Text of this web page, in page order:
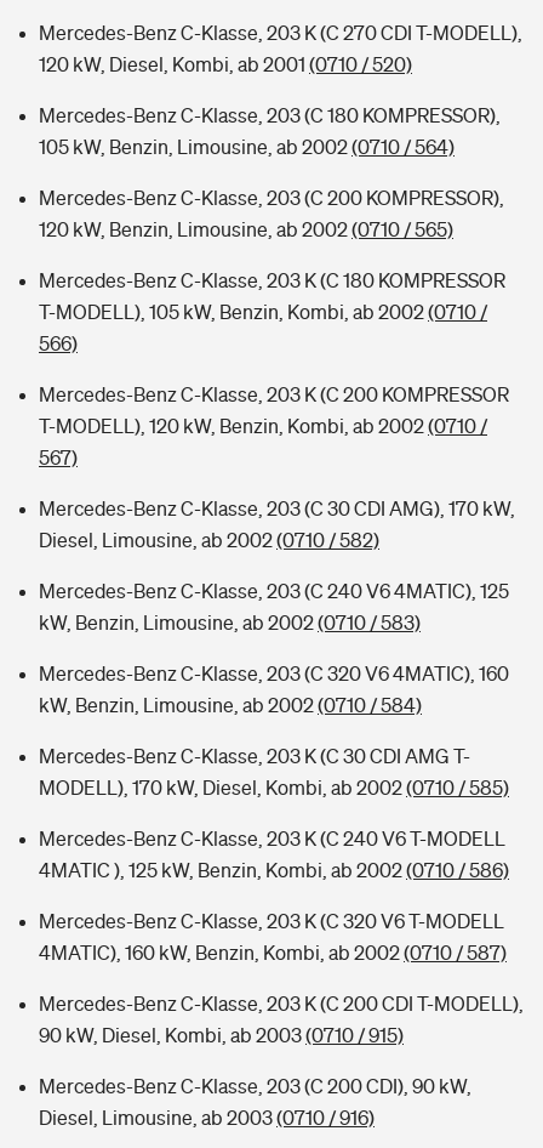
Mercedes-Benz C-Klasse, 203 K (C 270 CDI T-MODELL),
120 kW, Diesel, Kombi, ab 2001 (0710 / 520)
Mercedes-Benz C-Klasse, 203 (C 180 KOMPRESSOR),
105 kW, Benzin, Limousine, ab 2002(0710 / 564)
Mercedes-Benz C-Klasse, 203 (C 200 KOMPRESSOR),
120 kW, Benzin, Limousine, ab 2002(0710 / 565)
Mercedes-Benz C-Klasse, 203 K (C 180 KOMPRESSOR
T-MODELL), 105 kW, Benzin, Kombi, ab 2002(0710 /
566)
Mercedes-Benz C-Klasse, 203 K (C 200 KOMPRESSOR
T-MODELL), 120 kW, Benzin, Kombi, ab 2002(0710 /
567)
Mercedes-Benz C-Klasse, 203 (C 30 CDI AMG), 170 kW,
Diesel, Limousine, ab 2002(0710 / 582)
Mercedes-Benz C-Klasse, 203 (C 240 V6 4MATIC), 125
kW, Benzin, Limousine, ab 2002(0710 / 583)
Mercedes-Benz C-Klasse, 203 (C 320 V6 4MATIC), 160
kW, Benzin, Limousine, ab 2002(0710 / 584)
Mercedes-Benz C-Klasse, 203 K (C 30 CDI AMG T-
MODELL), 170 kW, Diesel, Kombi, ab 2002(0710 / 585)
Mercedes-Benz C-Klasse, 203 K (C 240 V6 T-MODELL
4MATIC ), 125 kW, Benzin, Kombi, ab 2002(0710 / 586)
Mercedes-Benz C-Klasse, 203 K (C 320 V6 T-MODELL
4MATIC), 160 kW, Benzin, Kombi, ab 2002(0710 / 587)
Mercedes-Benz C-Klasse, 203 K (C 200 CDI T-MODELL),
90 kW, Diesel, Kombi, ab 2003(0710 / 915)
Mercedes-Benz C-Klasse, 203 (C 200 CDI), 90 kW,
Diesel, Limousine, ab 2003(0710 / 916)